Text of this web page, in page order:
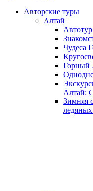
Авторские туры
Алтай
Чудеса
Горный
Алтай:
Зимняя
ледяных